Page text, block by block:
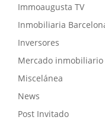
Immoaugusta TV
Inmobiliaria
Inversores
Mercado inmobiliario
Miscelánea
News
Post Invitado